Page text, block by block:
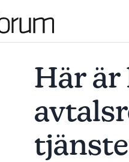
Här är
AVTALSRÖRELSEN FÖR